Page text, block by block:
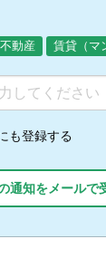
不動産 賃貸（マ
も登録する
通知をメールで